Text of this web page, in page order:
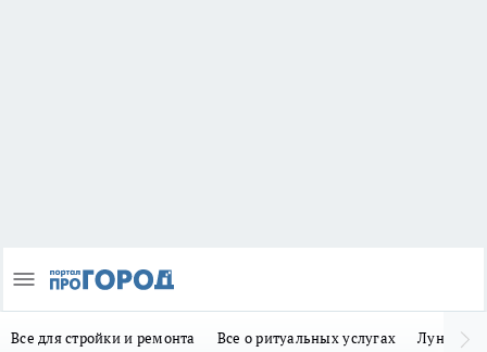
Все для стройки и ремонта Все о ритуальных услугах Лунно-